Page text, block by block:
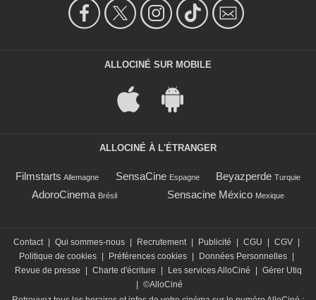
ALLOCINÉ SUR MOBILE
ALLOCINÉ À L'ÉTRANGER
Filmstarts Allemagne SensaCine Espagne Beyazperde Turquie
AdoroCinema Brésil Sensacine México Mexique
Contact Qui sommes-nous Recrutement Publicité CGU CGV
Politique de cookies
Préférences cookies Données Personnelles
Revue de presse
Charte d'écriture Les services AlloCiné
Gérer Utiq
©AlloCiné